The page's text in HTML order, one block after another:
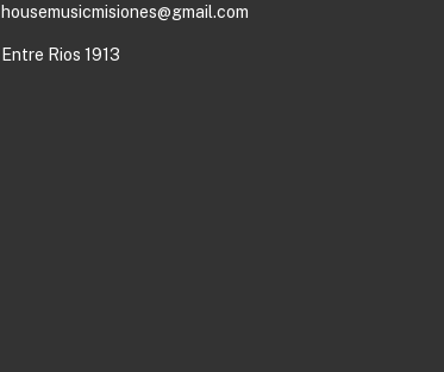
housemusicmisiones@gmail.com
Entre Rios 1913